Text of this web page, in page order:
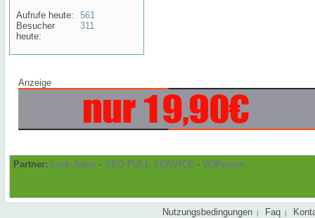
Aufrufe heute:
Besucher
heute:
561
311
Anzeige
Partner: Link-Joker - SEO FULL SERVICE - W3Forum
Nutzungsbedingungen | Faq |